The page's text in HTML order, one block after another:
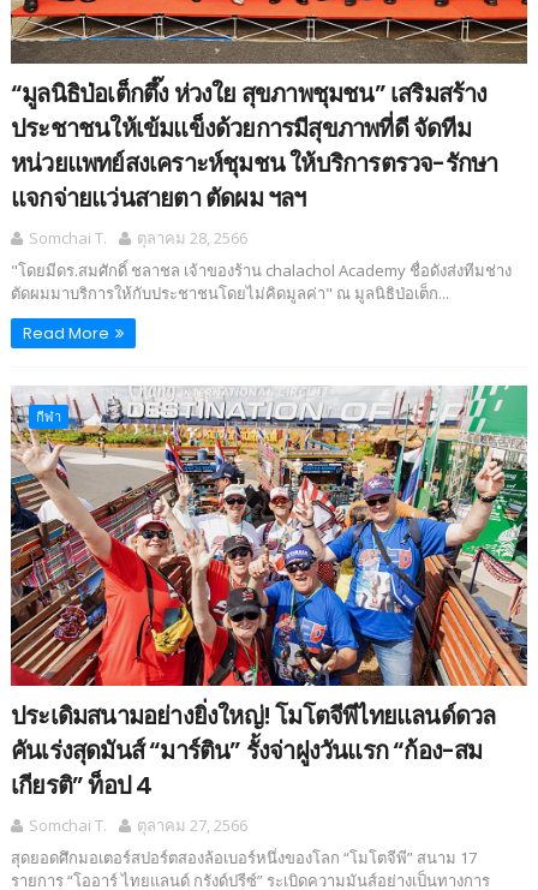
“มูลนิธิป่อเต็กตึ๊ง ห่วงใย สุขภาพชุมชน” เสริมสร้าง
ประชาชนให้เข้มแข็งด้วยการมีสุขภาพที่ดี จัดทีม
หน่วยแพทย์สงเคราะห์ชุมชน ให้บริการตรวจ-รักษา
แจกจ่ายแว่นสายตา ตัดผม ฯลฯ
Somchai T.
ตุลาคม 28, 2566
"โดยมีดร.สมศักดิ์ ชลาชล เจ้าของร้าน chalachol Academy ชื่อดังส่งทีมช่าง
ตัดผมมาบริการให้กับประชาชนโดยไม่คิดมูลค่า" ณ มูลนิธิป่อเต็ก...
Read More
กีฬา
ประเดิมสนามอย่างยิ่งใหญ่! โมโตจีพีไทยแลนด์ดวล
คันเร่งสุดมันส์ “มาร์ติน” รั้งจ่าฝูงวันแรก “ก้อง-สม
เกียรติ” ท็อป 4
Somchai T.
ตุลาคม 27, 2566
สุดยอดศึกมอเตอร์สปอร์ตสองล้อเบอร์หนึ่งของโลก “โมโตจีพี” สนาม 17
รายการ “โออาร์ ไทยแลนด์ กรังด์ปรีซ์” ระเบิดความมันส์อย่างเป็นทางการ